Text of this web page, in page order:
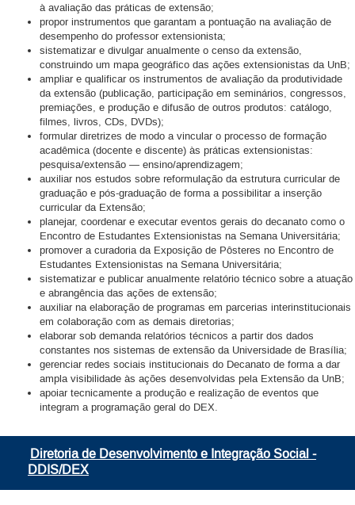
à avaliação das práticas de extensão;
propor instrumentos que garantam a pontuação na avaliação de
desempenho do professor extensionista;
sistematizar e divulgar anualmente o censo da extensão,
construindo um mapa geográfico das ações extensionistas da UnB;
ampliar e qualificar os instrumentos de avaliação da produtividade
da extensão (publicação, participação em seminários, congressos,
premiações, e produção e difusão de outros produtos: catálogo,
filmes, livros, CDs, DVDs);
formular diretrizes de modo a vincular o processo de formação
acadêmica (docente e discente) às práticas extensionistas:
pesquisa/extensão — ensino/aprendizagem;
auxiliar nos estudos sobre reformulação da estrutura curricular de
graduação e pós-graduação de forma a possibilitar a inserção
curricular da Extensão;
planejar, coordenar e executar eventos gerais do decanato como o
Encontro de Estudantes Extensionistas na Semana Universitária;
promover a curadoria da Exposição de Pôsteres no Encontro de
Estudantes Extensionistas na Semana Universitária;
sistematizar e publicar anualmente relatório técnico sobre a atuação
e abrangência das ações de extensão;
auxiliar na elaboração de programas em parcerias interinstitucionais
em colaboração com as demais diretorias;
elaborar sob demanda relatórios técnicos a partir dos dados
constantes nos sistemas de extensão da Universidade de Brasília;
gerenciar redes sociais institucionais do Decanato de forma a dar
ampla visibilidade às ações desenvolvidas pela Extensão da UnB;
apoiar tecnicamente a produção e realização de eventos que
integram a programação geral do DEX.
Diretoria de Desenvolvimento e Integração Social -
DDIS/DEX